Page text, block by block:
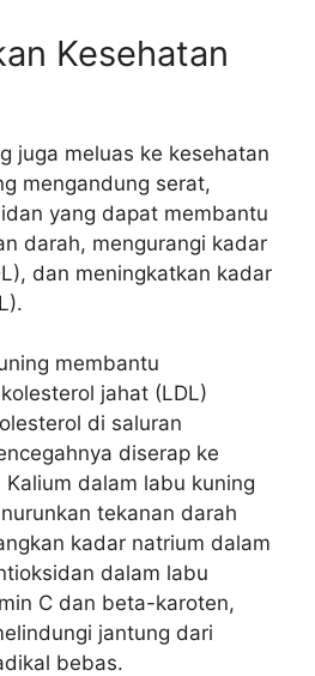
Kesehatan
juga meluas ke kesehatan
mengandung serat,
yang dapat membantu
darah, mengurangi kadar
dan meningkatkan kadar
membantu
jahat (LDL)
di saluran
diserap ke
dalam labu kuning
tekanan darah
kadar natrium dalam
dalam labu
C dan beta-karoten,
jantung dari
bebas.